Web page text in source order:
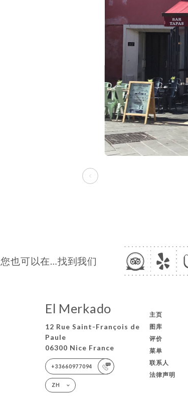
您也可以在…找到我们
El Merkado
12 Rue Saint-François de
Paule
06300 Nice France
+33660977094
ZH
主页
图库
评价
菜单
联系人
法律声明